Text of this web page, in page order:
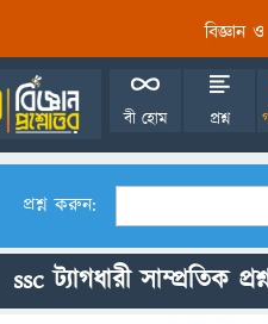
বিজ্ঞান
বী হোম প্রশ্ন
প্রশ্ন করুন:
ssc ট্যাগধারী সাম্প্রতিক